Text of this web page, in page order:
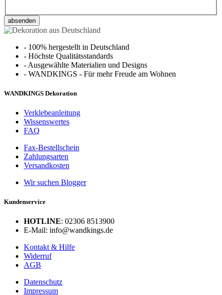
absenden
- 100% hergestellt in Deutschland
- Höchste Qualitätsstandards
- Ausgewählte Materialien und Designs
- WANDKINGS - Für mehr Freude am Wohnen
WANDKINGS Dekoration
Verklebeanleitung
Wissenswertes
FAQ
Fax-Bestellschein
Zahlungsarten
Versandkosten
Wir suchen Blogger
Kundenservice
HOTLINE: 02306 8513900
E-Mail: info@wandkings.de
Kontakt & Hilfe
Widerruf
AGB
Datenschutz
Impressum